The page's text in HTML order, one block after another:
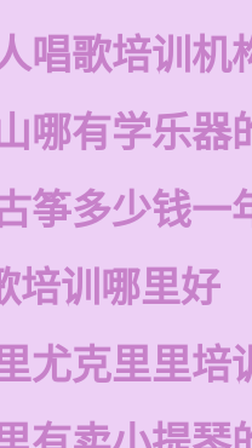
唱歌培训机
哪有学乐器
筝多少钱一
培训哪里好
尤克里里培